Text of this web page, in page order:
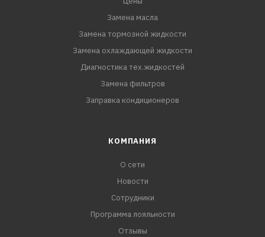
Замена масла
Замена тормозной жидкости
Замена охлаждающей жидкости
Диагностика тех.жидкостей
Замена фильтров
Заправка кондиционеров
КОМПАНИЯ
О сети
Новости
Сотрудники
Программа лояльности
Отзывы